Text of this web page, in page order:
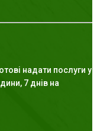
надати послуги у
7 днів на